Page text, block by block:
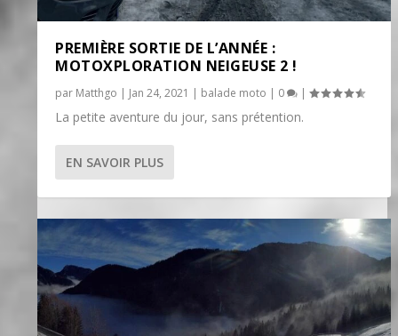
PREMIÈRE SORTIE DE L’ANNÉE :
MOTOXPLORATION NEIGEUSE 2 !
par Matthgo | Jan 24, 2021 | balade moto | 0 |
La petite aventure du jour, sans prétention.
EN SAVOIR PLUS